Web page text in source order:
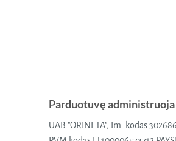
Parduotuvę administruoja
UAB "ORINETA", Im. kodas